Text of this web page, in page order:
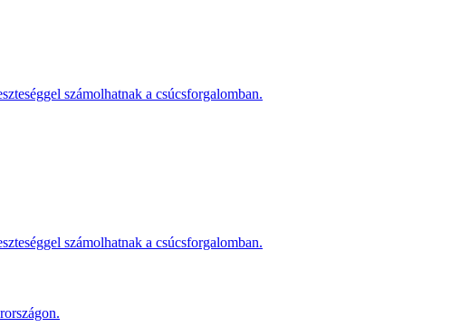
számolhatnak a csúcsforgalomban.
számolhatnak a csúcsforgalomban.